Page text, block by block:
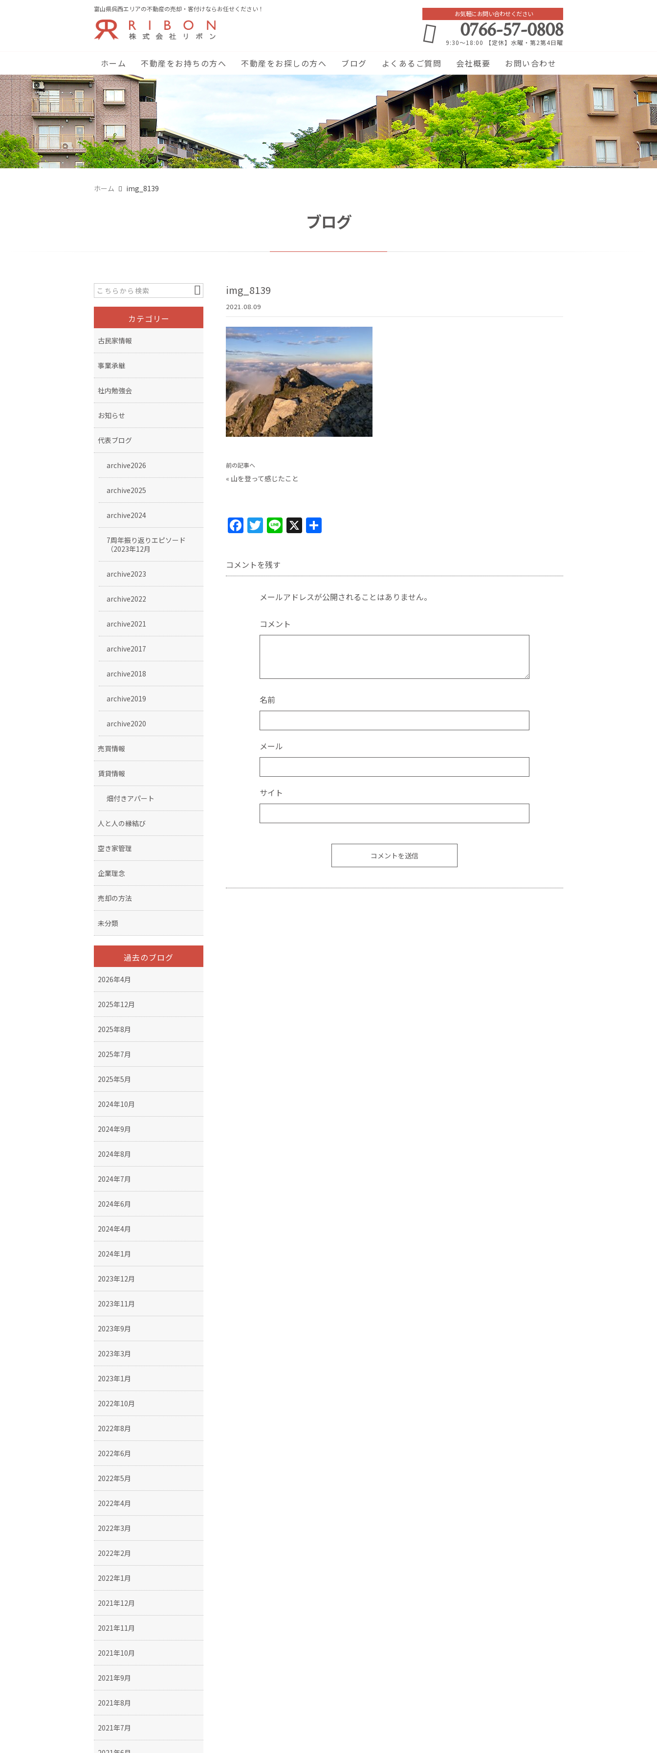
富山県呉西エリアの不動産の売却・客付けならお任せください！
お気軽にお問い合わせください
0766-57-0808
9:30～18:00 【定休】水曜・第2第4日曜
ホーム 不動産をお持ちの方へ 不動産をお探しの方へ ブログ よくあるご質問 会社概要 お問い合わせ
ホーム img_8139
ブログ
img_8139
2021.08.09
前の記事へ
« 山を登って感じたこと
F
c
e
T
itt
er
Li X
コメントを残す
メールアドレスが公開されることはありません。
コメント
名前
メール
サイト
カテゴリー
古民家情報
事業承継
社内勉強会
お知らせ
代表ブログ
archive2026
archive2025
archive2024
7周年振り返りエピソード
（2023年12月
archive2023
archive2022
archive2021
archive2017
archive2018
archive2019
archive2020
売買情報
賃貸情報
畑付きアパート
人と人の縁結び
空き家管理
企業理念
売却の方法
未分類
過去のブログ
2026年4月
2025年12月
2025年8月
2025年7月
2025年5月
2024年10月
2024年9月
2024年8月
2024年7月
2024年6月
2024年4月
2024年1月
2023年12月
2023年11月
2023年9月
2023年3月
2023年1月
2022年10月
2022年8月
2022年6月
2022年5月
2022年4月
2022年3月
2022年2月
2022年1月
2021年12月
2021年11月
2021年10月
2021年9月
2021年8月
2021年7月